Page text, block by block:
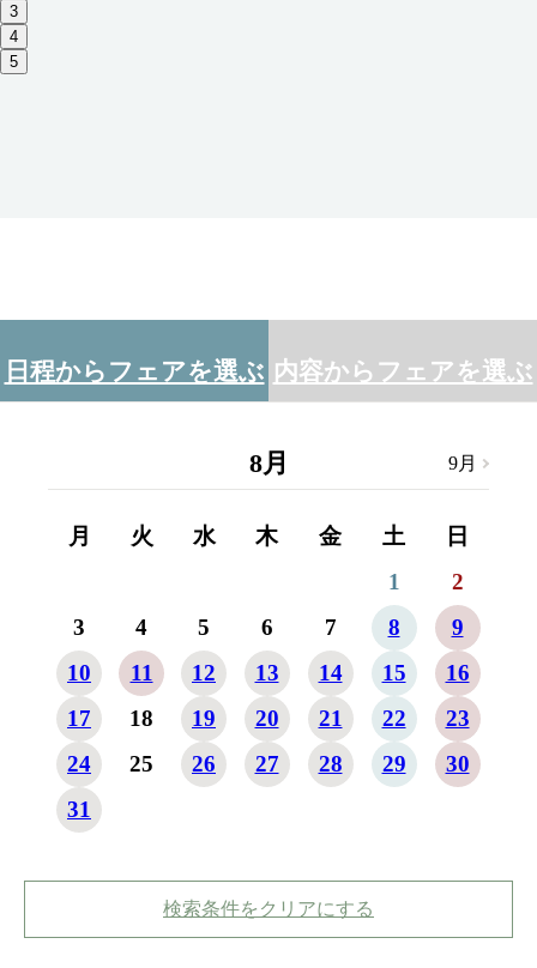
3
4
5
日程からフェアを選ぶ 内容からフェアを選ぶ
8月
月 火 水 木 金 土
日
1
2
3
4 5 6 7 8
9
10
11 12 13 14 15
16
17
18 19 20 21 22
23
24
25 26 27 28 29
30
31
9月
検索条件をクリアにする